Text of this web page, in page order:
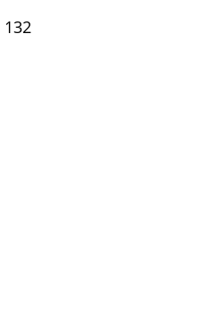
132